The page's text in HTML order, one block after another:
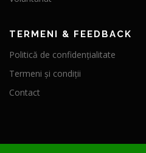
TERMENI & FEEDBACK
Politică de confidențialitate
Termeni și condiții
Contact